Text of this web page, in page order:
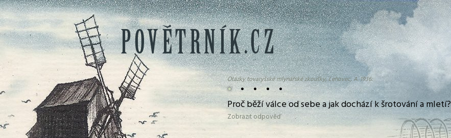
• • • • •
Otázky tovaryšské mlynářské zkoušky, Lehovec, A. 1936:
Proč běží válce od sebe a jak dochází k šrotování a mletí?
Zobrazit odpověď